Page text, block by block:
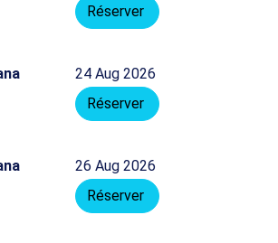
Réserver
24 Aug 2026
Réserver
26 Aug 2026
Réserver